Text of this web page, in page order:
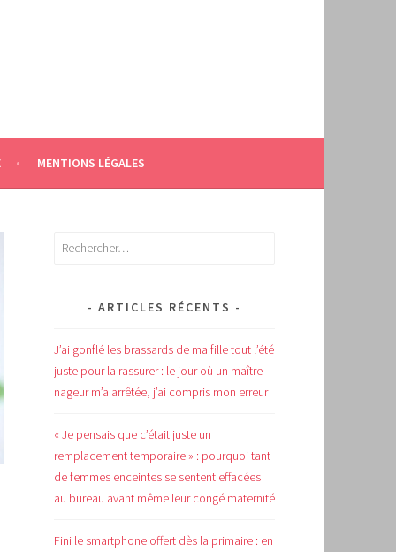
MENTIONS LÉGALES
Rechercher :
ARTICLES RÉCENTS
J’ai gonflé les brassards de ma fille tout l’été
juste pour la rassurer : le jour où un maître-
nageur m’a arrêtée, j’ai compris mon erreur
« Je pensais que c’était juste un
remplacement temporaire » : pourquoi tant
de femmes enceintes se sentent effacées
au bureau avant même leur congé maternité
Fini le smartphone offert dès la primaire : en